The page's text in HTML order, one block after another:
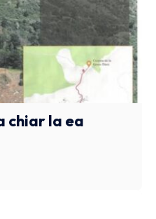
chiar la ea